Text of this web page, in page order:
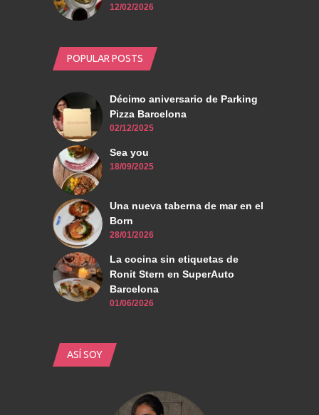
12/02/2026
POPULAR POSTS
Décimo aniversario de Parking
Pizza Barcelona
02/12/2025
Sea you
18/09/2025
Una nueva taberna de mar en el
Born
28/01/2026
La cocina sin etiquetas de
Ronit Stern en SuperAuto
Barcelona
01/06/2026
ASÍ SOY